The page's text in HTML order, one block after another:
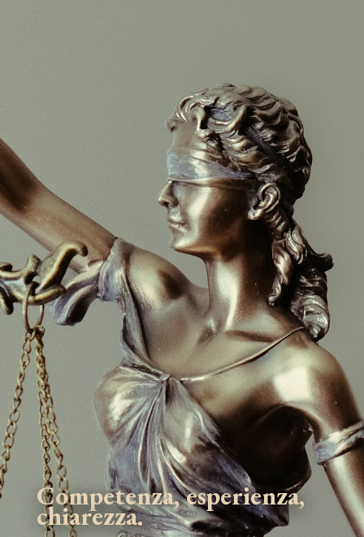
Competenza, esperienza,
chiarezza.